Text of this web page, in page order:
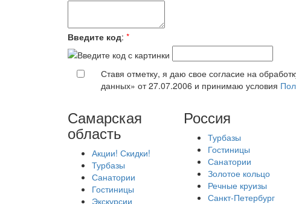
Введите код: *
Ставя отметку, я даю свое согласие на
данных» от 27.07.2006 и принимаю условия
Самарская
область
Акции! Скидки!
Турбазы
Санатории
Гостиницы
Экскурсии
Россия
Турбазы
Гостиницы
Санатории
Золотое кольцо
Речные круизы
Санкт-Петербург